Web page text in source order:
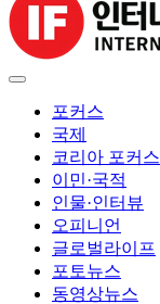
포커스
국제
코리아 포커스
이민·국적
인물·인터뷰
오피니언
글로벌라이프
포토뉴스
동영상뉴스